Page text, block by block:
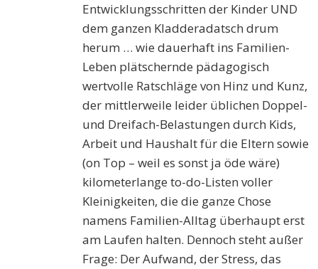
Entwicklungsschritten der Kinder UND
dem ganzen Kladderadatsch drum
herum … wie dauerhaft ins Familien-
Leben plätschernde pädagogisch
wertvolle Ratschläge von Hinz und Kunz,
der mittlerweile leider üblichen Doppel-
und Dreifach-Belastungen durch Kids,
Arbeit und Haushalt für die Eltern sowie
(on Top – weil es sonst ja öde wäre)
kilometerlange to-do-Listen voller
Kleinigkeiten, die die ganze Chose
namens Familien-Alltag überhaupt erst
am Laufen halten. Dennoch steht außer
Frage: Der Aufwand, der Stress, das